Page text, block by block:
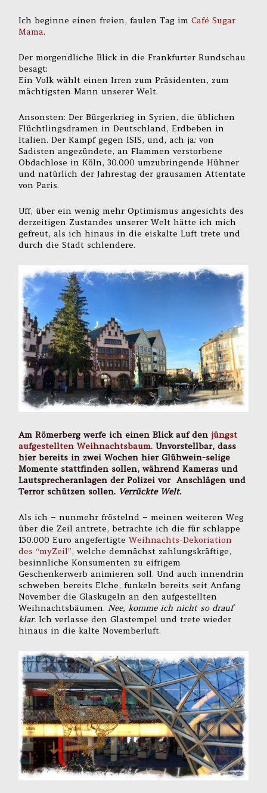
Ich beginne einen freien, faulen Tag imCafé Sugar
Mama.
Der morgendliche Blick in die Frankfurter Rundschau
besagt:
Ein Volk wählt einen Irren zum Präsidenten, zum
mächtigsten Mann unserer Welt.
Ansonsten: Der Bürgerkrieg in Syrien, die üblichen
Flüchtlingsdramen in Deutschland, Erdbeben in
Italien. Der Kampf gegen ISIS, und, ach ja: von
Sadisten angezündete, an Flammen verstorbene
Obdachlose in Köln, 30.000 umzubringende Hühner
und natürlich der Jahrestag der grausamen Attentate
von Paris.
Uff, über ein wenig mehr Optimismus angesichts des
derzeitigen Zustandes unserer Welt hätte ich mich
gefreut, als ich hinaus in die eiskalte Luft trete und
durch die Stadt schlendere.
Am Römerberg werfe ich einen Blick auf den jüngst
aufgestellten Weihnachtsbaum.Unvorstellbar, dass
hier bereits in zwei Wochen hier Glühwein-selige
Momente stattfinden sollen, während Kameras und
Lautsprecheranlagen der Polizei vor Anschlägen und
Terror schützen sollen. Verrückte Welt.
Als ich – nunmehr fröstelnd – meinen weiteren Weg
über die Zeil antrete, betrachte ich die für schlappe
150.000 Euro angefertigteWeihnachts-Dekoriation
des “myZeil”, welche demnächst zahlungskräftige,
besinnliche Konsumenten zu eifrigem
Geschenkerwerb animieren soll. Und auch innendrin
schweben bereits Elche, funkeln bereits seit Anfang
November die Glaskugeln an den aufgestellten
Weihnachtsbäumen.Nee, komme ich nicht so drauf
klar. Ich verlasse den Glastempel und trete wieder
hinaus in die kalte Novemberluft.